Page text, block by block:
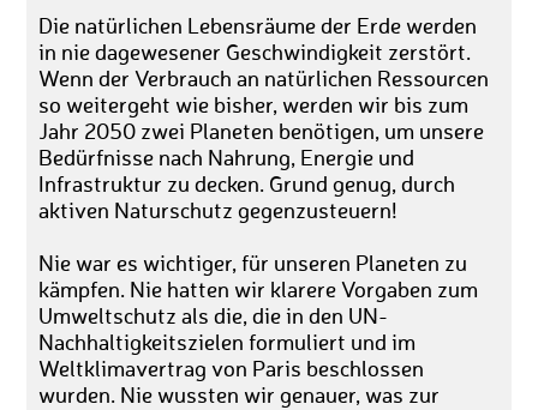
Die natürlichen Lebensräume der Erde werden
in nie dagewesener Geschwindigkeit zerstört.
Wenn der Verbrauch an natürlichen Ressourcen
so weitergeht wie bisher, werden wir bis zum
Jahr 2050 zwei Planeten benötigen, um unsere
Bedürfnisse nach Nahrung, Energie und
Infrastruktur zu decken. Grund genug, durch
aktiven Naturschutz gegenzusteuern!
Nie war es wichtiger, für unseren Planeten zu
kämpfen. Nie hatten wir klarere Vorgaben zum
Umweltschutz als die, die in den UN-
Nachhaltigkeitszielen formuliert und im
Weltklimavertrag von Paris beschlossen
wurden. Nie wussten wir genauer, was zur